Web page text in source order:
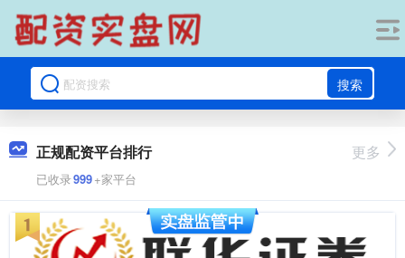
搜索
正规配资平台排行
已收录999+家平台
更多